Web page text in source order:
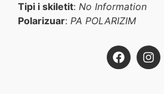
Tipi i skiletit: No Information
Polarizuar: PA POLARIZIM